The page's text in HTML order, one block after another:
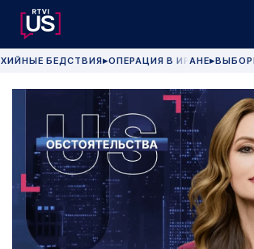
БЕДСТВИЯ▶ОПЕРАЦИЯ В ИРАНЕ▶